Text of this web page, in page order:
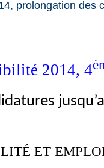
prolongation des
2014, 4
É ET